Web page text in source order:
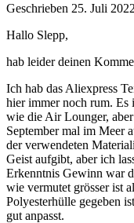
Geschrieben 25. Juli 2022
Hallo Slepp,
hab leider deinen
Ich hab das Aliexpress
hier immer noch rum. Es
wie die Air Lounger,
September mal im Meer
der verwendeten
Geist aufgibt, aber ich
Erkenntnis Gewinn war
wie vermutet grösser ist
Polyesterhülle gegeben
gut anpasst.